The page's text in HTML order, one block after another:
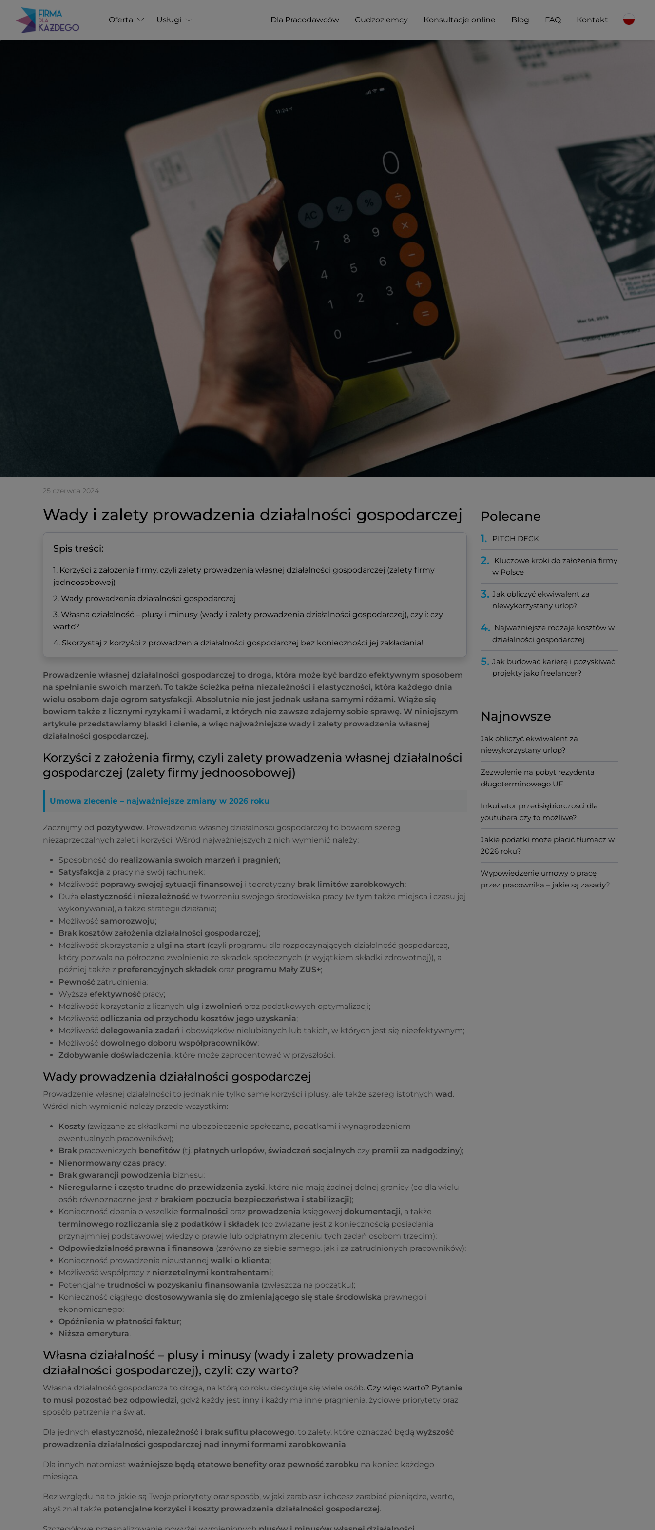
Oferta Usługi Dla Pracodawców Cudzoziemcy Konsultacje online Blog FAQ Kontakt
25 czerwca 2024
Wady i zalety prowadzenia działalności gospodarczej
Spis treści:
Korzyści z założenia firmy, czyli zalety prowadzenia własnej działalności gospodarczej (zalety firmy
jednoosobowej)
Wady prowadzenia działalności gospodarczej
Własna działalność – plusy i minusy (wady i zalety prowadzenia działalności gospodarczej), czyli: czy
warto?
Skorzystaj z korzyści z prowadzenia działalności gospodarczej bez konieczności jej zakładania!
Prowadzenie własnej działalności gospodarczej to droga, która może być bardzo efektywnym sposobem
na spełnianie swoich marzeń. To także ścieżka pełna niezależności i elastyczności, która każdego dnia
wielu osobom daje ogrom satysfakcji. Absolutnie nie jest jednak usłana samymi różami. Wiąże się
bowiem także z licznymi ryzykami i wadami, z których nie zawsze zdajemy sobie sprawę. W niniejszym
artykule przedstawiamy blaski i cienie, a więc najważniejsze wady i zalety prowadzenia własnej
działalności gospodarczej.
Korzyści z założenia firmy, czyli zalety prowadzenia własnej działalności
gospodarczej (zalety firmy jednoosobowej)
Umowa zlecenie – najważniejsze zmiany w 2026 roku
Zacznijmy od pozytywów. Prowadzenie własnej działalności gospodarczej to bowiem szereg
niezaprzeczalnych zalet i korzyści. Wśród najważniejszych z nich wymienić należy:
Sposobność do realizowania swoich marzeń i pragnień;
Satysfakcja z pracy na swój rachunek;
Możliwość poprawy swojej sytuacji finansowej i teoretyczny brak limitów zarobkowych;
Duża elastyczność i niezależność w tworzeniu swojego środowiska pracy (w tym także miejsca i czasu jej
wykonywania), a także strategii działania;
Możliwość samorozwoju;
Brak kosztów założenia działalności gospodarczej;
Możliwość skorzystania z ulgi na start (czyli programu dla rozpoczynających działalność gospodarczą,
który pozwala na półroczne zwolnienie ze składek społecznych (z wyjątkiem składki zdrowotnej)), a
później także z preferencyjnych składek oraz programu Mały ZUS+;
Pewność zatrudnienia;
Wyższa efektywność pracy;
Możliwość korzystania z licznych ulg i zwolnień oraz podatkowych optymalizacji;
Możliwość odliczania od przychodu kosztów jego uzyskania;
Możliwość delegowania zadań i obowiązków nielubianych lub takich, w których jest się nieefektywnym;
Możliwość dowolnego doboru współpracowników;
Zdobywanie doświadczenia, które może zaprocentować w przyszłości.
Wady prowadzenia działalności gospodarczej
Prowadzenie własnej działalności to jednak nie tylko same korzyści i plusy, ale także szereg istotnych wad.
Wśród nich wymienić należy przede wszystkim:
Koszty (związane ze składkami na ubezpieczenie społeczne, podatkami i wynagrodzeniem
ewentualnych pracowników);
Brak pracowniczych benefitów (tj. płatnych urlopów, świadczeń socjalnych czy premii za nadgodziny);
Nienormowany czas pracy;
Brak gwarancji powodzenia biznesu;
Nieregularne i często trudne do przewidzenia zyski, które nie mają żadnej dolnej granicy (co dla wielu
osób równoznaczne jest z brakiem poczucia bezpieczeństwa i stabilizacji);
Konieczność dbania o wszelkie formalności oraz prowadzenia księgowej dokumentacji, a także
terminowego rozliczania się z podatków i składek (co związane jest z koniecznością posiadania
przynajmniej podstawowej wiedzy o prawie lub odpłatnym zleceniu tych zadań osobom trzecim);
Odpowiedzialność prawna i finansowa (zarówno za siebie samego, jak i za zatrudnionych pracowników);
Konieczność prowadzenia nieustannej walki o klienta;
Możliwość współpracy z nierzetelnymi kontrahentami;
Potencjalne trudności w pozyskaniu finansowania (zwłaszcza na początku);
Konieczność ciągłego dostosowywania się do zmieniającego się stale środowiska prawnego i
ekonomicznego;
Opóźnienia w płatności faktur;
Niższa emerytura.
Własna działalność – plusy i minusy (wady i zalety prowadzenia
działalności gospodarczej), czyli: czy warto?
Własna działalność gospodarcza to droga, na którą co roku decyduje się wiele osób. Czy więc warto? Pytanie
to musi pozostać bez odpowiedzi, gdyż każdy jest inny i każdy ma inne pragnienia, życiowe priorytety oraz
sposób patrzenia na świat.
Dla jednych elastyczność, niezależność i brak sufitu płacowego, to zalety, które oznaczać będą wyższość
prowadzenia działalności gospodarczej nad innymi formami zarobkowania.
Dla innych natomiast ważniejsze będą etatowe benefity oraz pewność zarobku na koniec każdego
miesiąca.
Bez względu na to, jakie są Twoje priorytety oraz sposób, w jaki zarabiasz i chcesz zarabiać pieniądze, warto,
abyś znał także potencjalne korzyści i koszty prowadzenia działalności gospodarczej.
Polecane
1. PITCH DECK
2. Kluczowe kroki do założenia firmy
w Polsce
3. Jak obliczyć ekwiwalent za
niewykorzystany urlop?
4. Najważniejsze rodzaje kosztów w
działalności gospodarczej
5. Jak budować karierę i pozyskiwać
projekty jako freelancer?
Najnowsze
Jak obliczyć ekwiwalent za
niewykorzystany urlop?
Zezwolenie na pobyt rezydenta
długoterminowego UE
Inkubator przedsiębiorczości dla
youtubera czy to możliwe?
Jakie podatki może płacić tłumacz w
2026 roku?
Wypowiedzenie umowy o pracę
przez pracownika – jakie są zasady?